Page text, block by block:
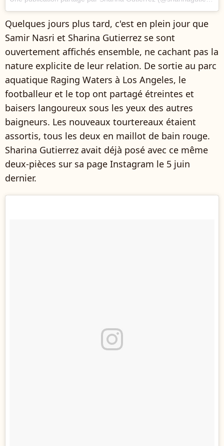
Quelques jours plus tard, c'est en plein jour que
Samir Nasri et Sharina Gutierrez se sont
ouvertement affichés ensemble, ne cachant pas la
nature explicite de leur relation. De sortie au parc
aquatique Raging Waters à Los Angeles, le
footballeur et le top ont partagé étreintes et
baisers langoureux sous les yeux des autres
baigneurs. Les nouveaux tourtereaux étaient
assortis, tous les deux en maillot de bain rouge.
Sharina Gutierrez avait déjà posé avec ce même
deux-pièces sur sa page Instagram le 5 juin
dernier.